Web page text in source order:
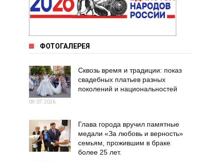
ФОТОГАЛЕРЕЯ
Сквозь время и традиции: показ
свадебных платьев разных
поколений и национальностей
09.07.2026
Глава города вручил памятные
медали «За любовь и верность»
семьям, прожившим в браке
более 25 лет.